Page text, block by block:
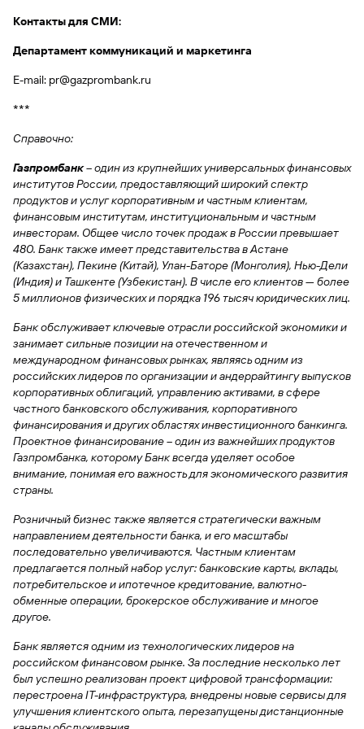
предложения
Газпром
Бонус
для
держателей
карт
Дополнительная
карта-стикер
Банки-
партнеры
Gazprom
Pay
Федеральный
закон №115-
ФЗ
Как не
попасться
мошенникам?
Помощь по
действующему
кредиту
Оформить
страхование
карты
Оператор
электронных
денежных
средств
полезно
Часто
вопросы
Быстрый
поиск
по
сайту
Вклады
Отчет о
истории
Кредитный
поиск
по
сайту
Вклады
Открыть
счет
Брокерское
Инвестиционные
доверительного
управления
Налоговый
вычет
Быстрый
поиск
по
сайту
Вклады
кредитной
истории
Станьте
поиск
по
сайту
Вклады
рейтинг
Отчет о
Станьте
партнером
Партнерам
Информация
для
партнеров
поиск
по
сайту
Вклады
Pay
Интернет-
Мобильное
приложение
GPB-
i-
Trade
GorodPay
Открыть
брокерский
счет
Брокер-
клиент
Дистанционные
сервисы
Стать
клиентом
Газпромбанка
онлайн
Открытый
API
курсов
валют и
Быстрый
поиск
по
Отделения
инкассация
с Moniron
касса 3 в 1 с
быть
полезно
115-ФЗ
для
малого
бизнеса
115-ФЗ
для
бизнеса
Офисы
обслуживания
юридических
лиц
Документы
для
открытия
счета
Быстрый
поиск
по
сайту
«Копии
и «Справки»
по
Вклады
таможенных
платежей
сайту
Вклады
сайту
Вклады
Контакты для СМИ:
Департамент коммуникаций и маркетинга
E-mail: pr@gazprombank.ru
***
Справочно:
Газпромбанк– один из крупнейших универсальных финансовых
институтов России, предоставляющий широкий спектр
продуктов и услуг корпоративным и частным клиентам,
финансовым институтам, институциональным и частным
инвесторам. Общее число точек продаж в России превышает
480. Банк также имеет представительства в Астане
(Казахстан), Пекине (Китай), Улан-Баторе (Монголия), Нью-Дели
(Индия) и Ташкенте (Узбекистан). В числе его клиентов — более
5 миллионов физических и порядка 196 тысяч юридических лиц.
Банк обслуживает ключевые отрасли российской экономики и
занимает сильные позиции на отечественном и
международном финансовых рынках, являясь одним из
российских лидеров по организации и андеррайтингу выпусков
корпоративных облигаций, управлению активами, в сфере
частного банковского обслуживания, корпоративного
финансирования и других областях инвестиционного банкинга.
Проектное финансирование – один из важнейших продуктов
Газпромбанка, которому Банк всегда уделяет особое
внимание, понимая его важность для экономического развития
страны.
Розничный бизнес также является стратегически важным
направлением деятельности банка, и его масштабы
последовательно увеличиваются. Частным клиентам
предлагается полный набор услуг: банковские карты, вклады,
потребительское и ипотечное кредитование, валютно-
обменные операции, брокерское обслуживание и многое
другое.
Банк является одним из технологических лидеров на
российском финансовом рынке. За последние несколько лет
был успешно реализован проект цифровой трансформации:
перестроена IT-инфраструктура, внедрены новые сервисы для
улучшения клиентского опыта, перезапущены дистанционные